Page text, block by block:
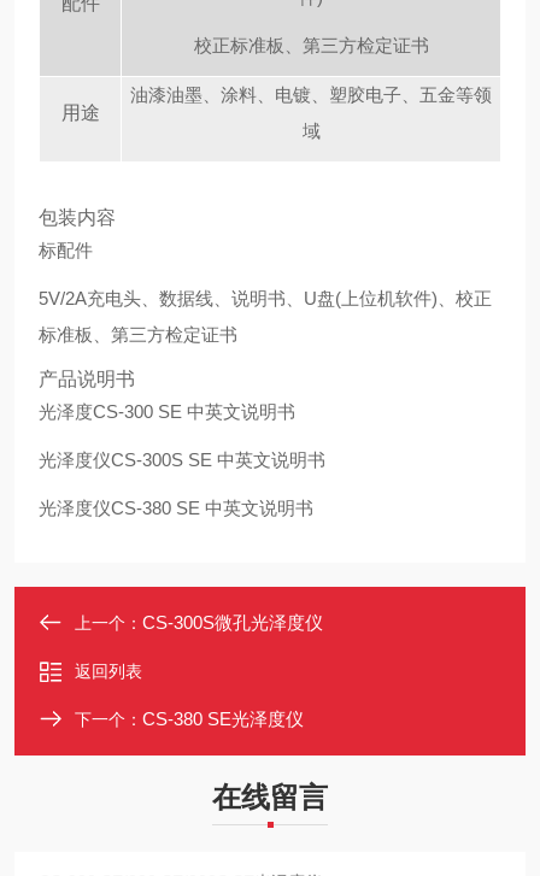
校正标准板、第三方检定证书
用途
油漆油墨、涂料、电镀、塑胶电子、五金等领
域
包装内容
标配件
5V/2A充电头、数据线、说明书、U盘(上位机软件)、 校正
标准板、第三方检定证书
产品说明书
光泽度CS-300 SE 中英文说明书
光泽度仪CS-300S SE 中英文说明书
光泽度仪CS-380 SE 中英文说明书
上一个： CS-300S微孔光泽度仪
返回列表
下一个： CS-380 SE光泽度仪
在线留言